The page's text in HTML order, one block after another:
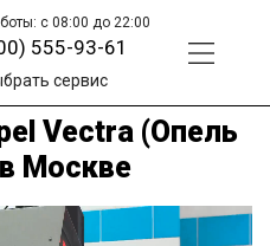
с 08:00 до 22:00
555-93-61
сервис
Vectra (Опель
Москве